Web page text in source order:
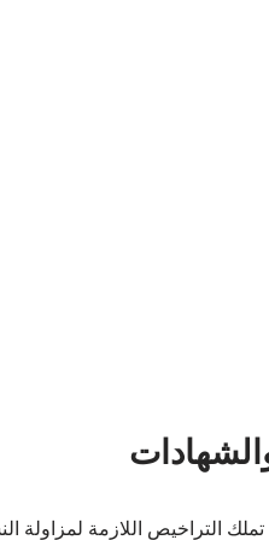
التراخيص اللازمة